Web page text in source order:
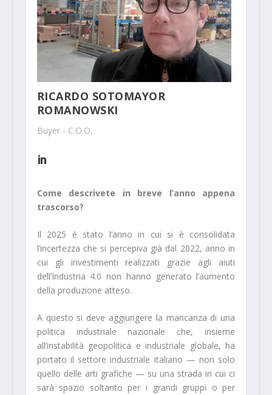
RICARDO SOTOMAYOR
ROMANOWSKI
Buyer - C.O.O.
Come descrivete in breve l’anno appena
trascorso?
Il 2025 è stato l’anno in cui si è consolidata
l’incertezza che si percepiva già dal 2022, anno in
cui gli investimenti realizzati grazie agli aiuti
dell’Industria 4.0 non hanno generato l’aumento
della produzione atteso.
A questo si deve aggiungere la mancanza di una
politica industriale nazionale che, insieme
all’instabilità geopolitica e industriale globale, ha
portato il settore industriale italiano — non solo
quello delle arti grafiche — su una strada in cui ci
sarà spazio soltanto per i grandi gruppi o per